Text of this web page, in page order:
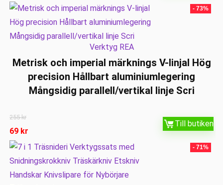
- 73%
Verktyg REA
Metrisk och imperial märknings V-linjal Hög
precision Hållbart aluminiumlegering
Mångsidig parallell/vertikal linje Scri
255kr
69 kr
Till butiken
- 71%